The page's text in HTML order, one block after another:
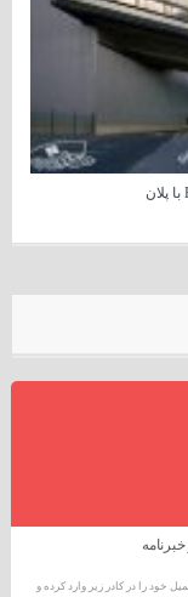
خود را در کادر زیر وارد کرده و